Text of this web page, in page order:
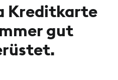
Kreditkarte
gut